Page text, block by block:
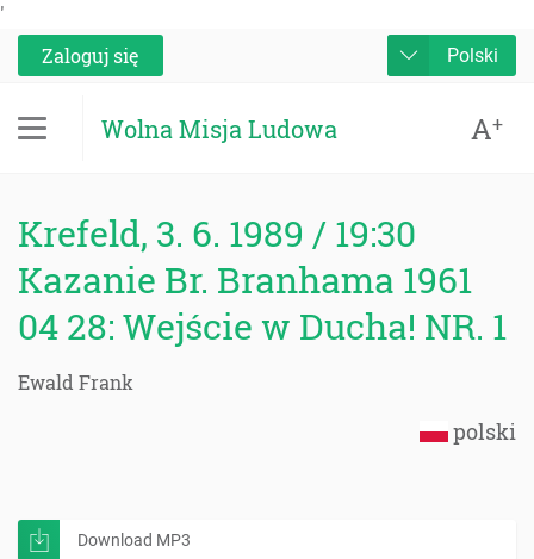
'
Zaloguj się
Polski
Wolna Misja Ludowa A+
Krefeld, 3. 6. 1989 / 19:30
Kazanie Br. Branhama 1961
04 28: Wejście w Ducha! NR. 1
Ewald Frank
polski
Download MP3